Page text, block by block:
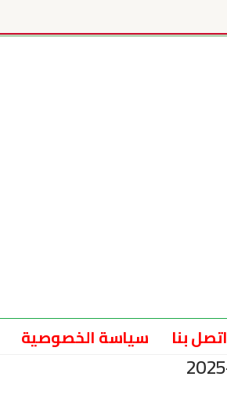
اتصل بنا سياسة الخصوصية